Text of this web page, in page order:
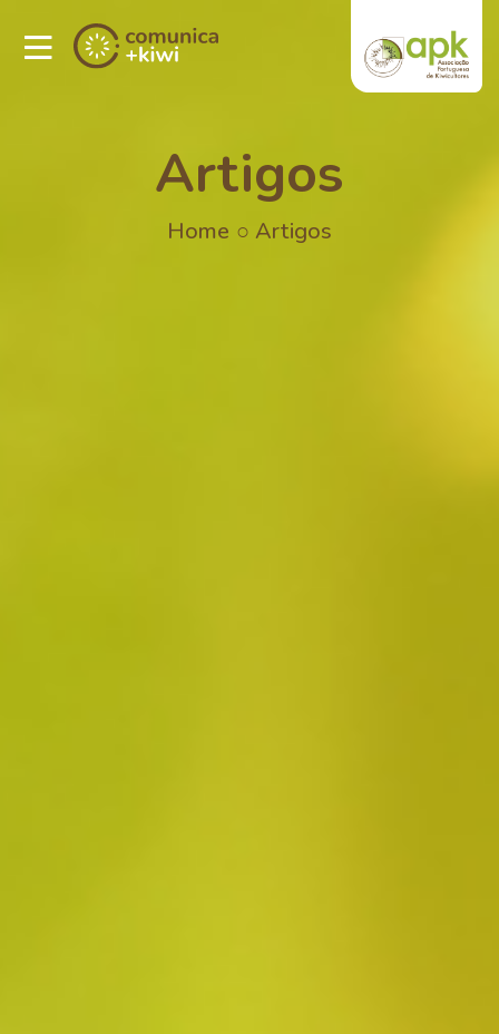
Artigos
Home ○ Artigos